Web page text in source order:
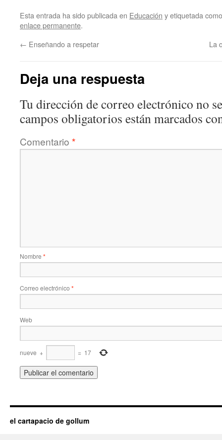
Esta entrada ha sido publicada en Educación y etiquetada
enlace permanente.
← Enseñando a respetar La
Deja una respuesta
Tu dirección de correo electrónico no
campos obligatorios están marcados
Comentario *
Nombre *
Correo electrónico *
Web
nueve + = 17
el cartapacio de gollum